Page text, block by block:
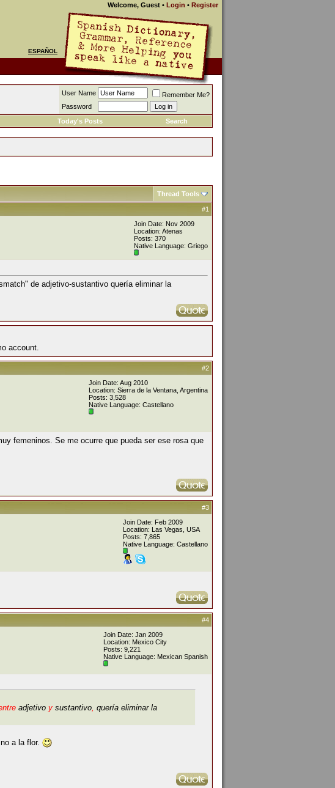
Welcome, Guest • Login • Register
ESPAÑOL
User Name
Remember Me?
Password
Today's Posts Search
Thread Tools
#1
Join Date: Nov 2009
Location: Atenas
Posts: 370
Native Language: Griego
de adjetivo-sustantivo quería eliminar la
account.
#2
Join Date: Aug 2010
Location: Sierra de la Ventana, Argentina
Posts: 3,528
Native Language: Castellano
femeninos. Se me ocurre que pueda ser ese rosa que
#3
Join Date: Feb 2009
Location: Las Vegas, USA
Posts: 7,865
Native Language: Castellano
#4
Join Date: Jan 2009
Location: Mexico City
Posts: 9,221
Native Language: Mexican Spanish
adjetivo y sustantivo, quería eliminar la
a la flor.